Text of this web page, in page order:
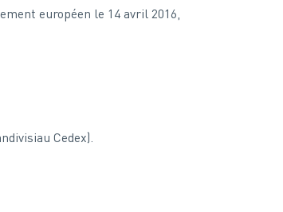
européen le 14 avril 2016,
Cedex).